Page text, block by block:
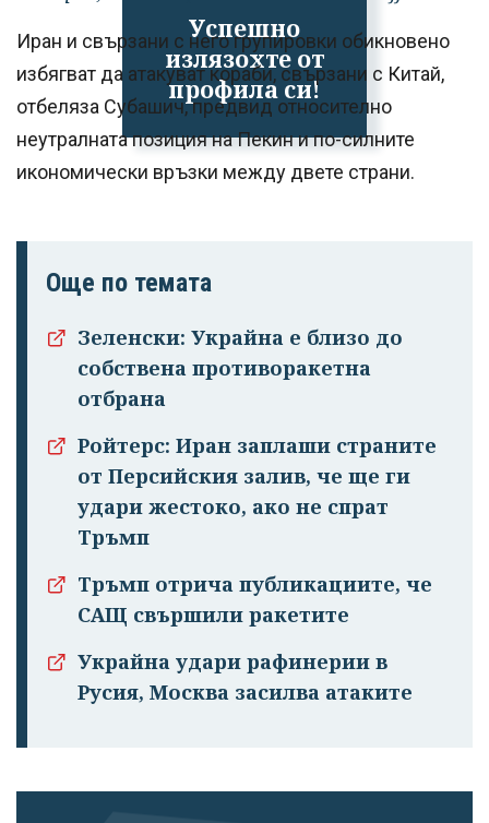
Успешно
излязохте от
профила си!
Иран и свързани с него групировки обикновено
избягват да атакуват кораби, свързани с Китай,
отбеляза Субашич, предвид относително
неутралната позиция на Пекин и по-силните
икономически връзки между двете страни.
Още по темата
Зеленски: Украйна е близо до
собствена противоракетна
отбрана
Ройтерс: Иран заплаши страните
от Персийския залив, че ще ги
удари жестоко, ако не спрат
Тръмп
Тръмп отрича публикациите, че
САЩ свършили ракетите
Украйна удари рафинерии в
Русия, Москва засилва атаките